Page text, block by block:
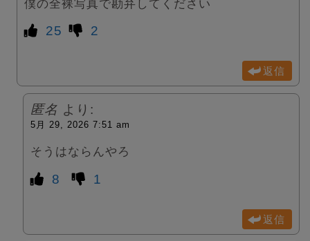
僕の全裸写真で勘弁してください
25 2
返信
匿名 より:
5月 29, 2026 7:51 am
そうはならんやろ
8 1
返信